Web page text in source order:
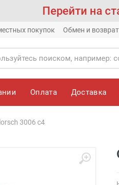
Перейти на
покупок Обмен и возврат
Оплата Доставка
3006 с4